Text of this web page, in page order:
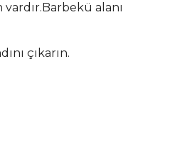
alanı
çıkarın.